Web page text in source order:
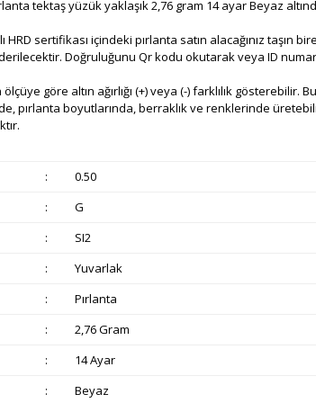
tektaş yüzük yaklaşık 2,76 gram 14 ayar Beyaz
sertifikası içindeki pırlanta satın alacağınız taşın
Doğruluğunu Qr kodu okutarak veya ID
göre altın ağırlığı (+) veya (-) farklılık
pırlanta boyutlarında, berraklık ve renklerinde
:
0.50
:
G
:
SI2
:
Yuvarlak
:
Pırlanta
:
2,76 Gram
:
14 Ayar
: Beyaz